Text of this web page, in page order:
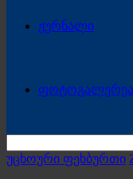
ჟურნალი
ფოტოგალერეა
უცხოური ფეხბურთი